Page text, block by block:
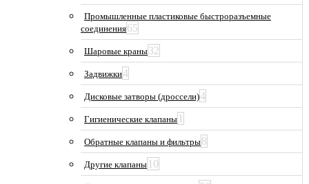
Промышленные пластиковые быстроразъемные
соединения65
Шаровые краны32
Задвижки4
Дисковые затворы (дроссели)4
Гигиенические клапаны 1
Обратные клапаны и фильтры8
Другие клапаны 10